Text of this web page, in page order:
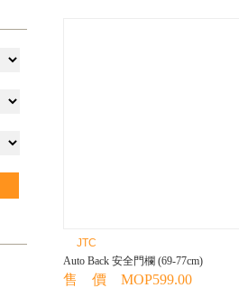
JTC
Auto Back 安全門欄 (69-77cm)
售 價 MOP599.00